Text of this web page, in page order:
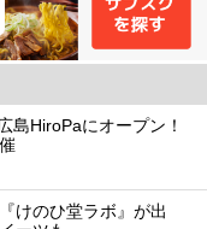
島HiroPaにオープン！
けのひ堂ラボ』が出